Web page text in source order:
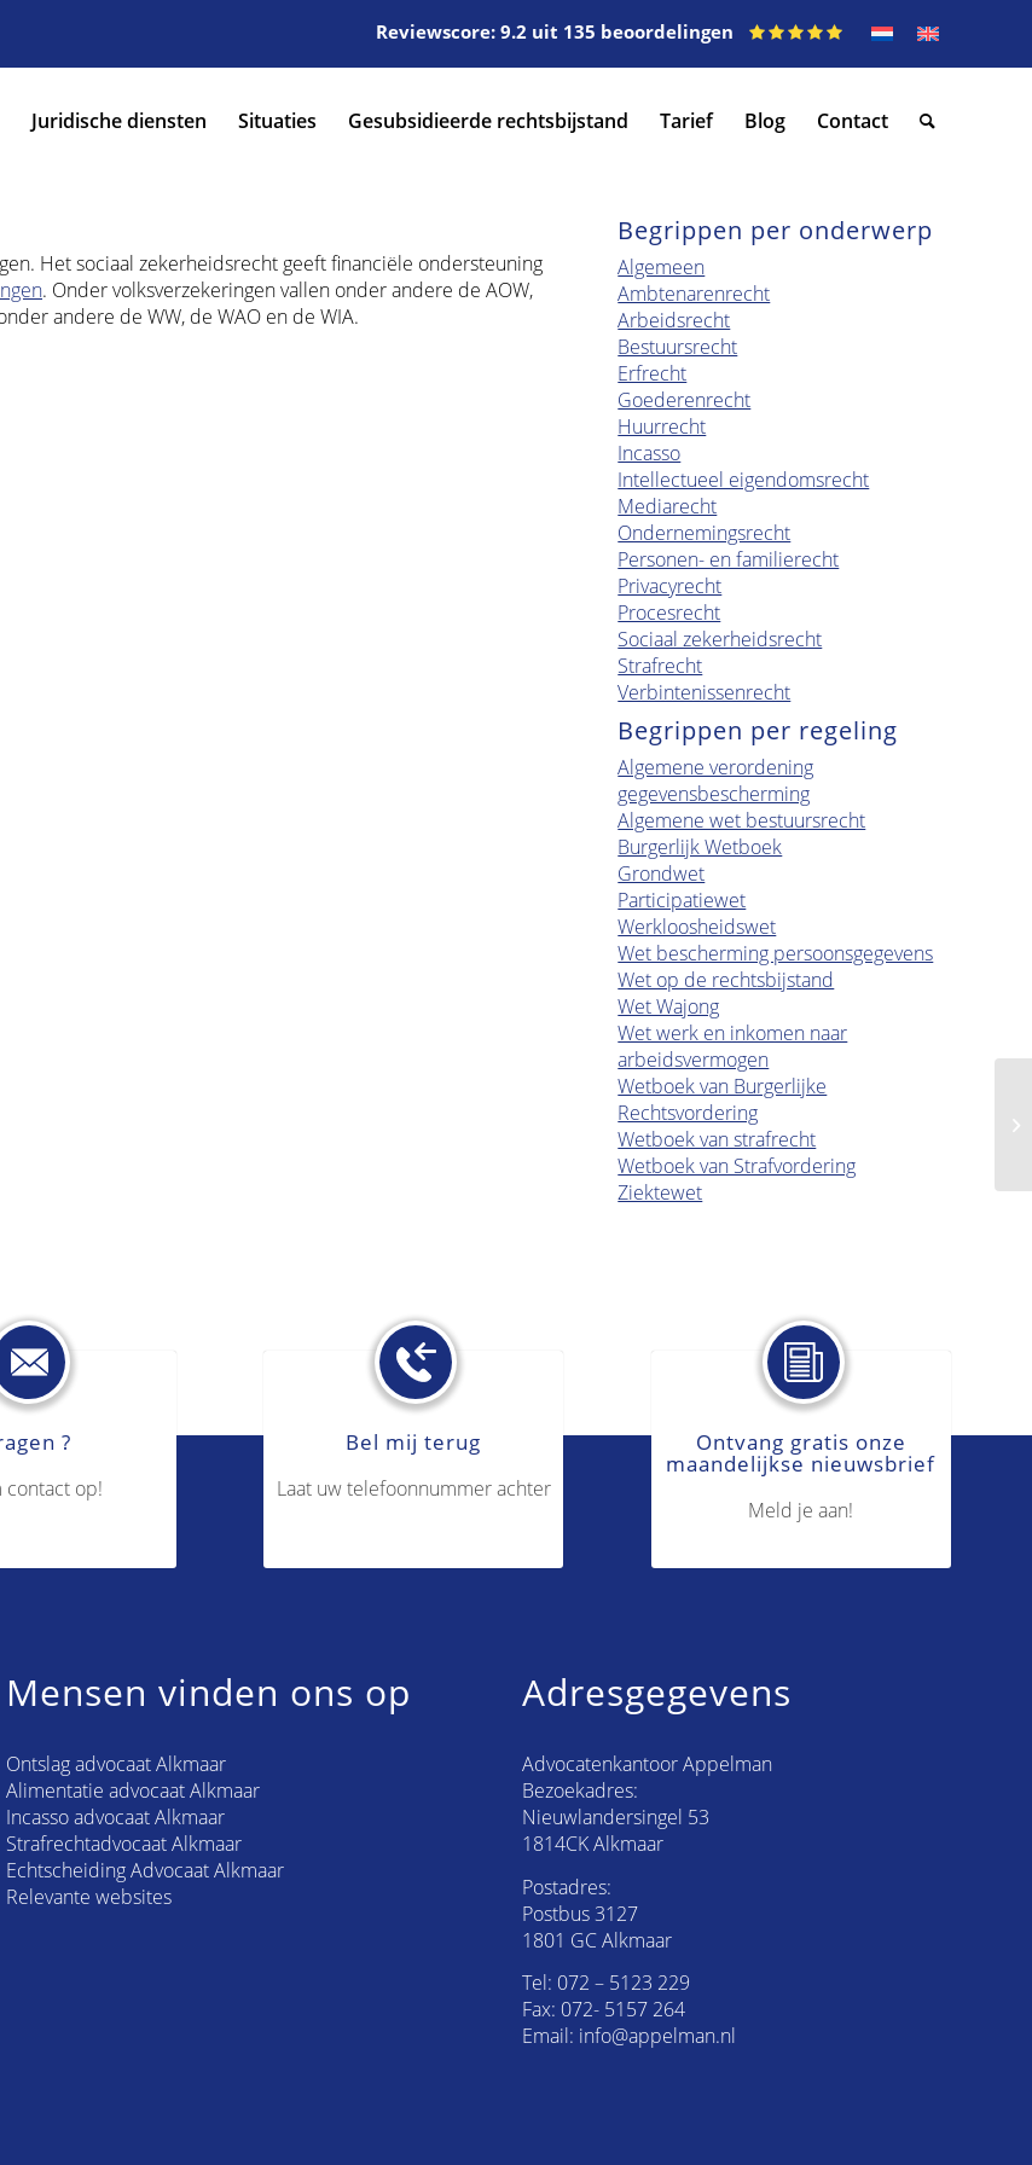
Reviewscore: 9.2 uit 135 beoordelingen
Juridische diensten Situaties Gesubsidieerde rechtsbijstand Tarief Blog Contact
Het sociaal zekerheidsrecht geeft financiële ondersteuning
. Onder volksverzekeringen vallen onder andere de AOW,
andere de WW, de WAO en de WIA.
Begrippen per onderwerp
Algemeen
Ambtenarenrecht
Arbeidsrecht
Bestuursrecht
Erfrecht
Goederenrecht
Huurrecht
Incasso
Intellectueel eigendomsrecht
Mediarecht
Ondernemingsrecht
Personen- en familierecht
Privacyrecht
Procesrecht
Sociaal zekerheidsrecht
Strafrecht
Verbintenissenrecht
Begrippen per regeling
Algemene verordening
gegevensbescherming
Algemene wet bestuursrecht
Burgerlijk Wetboek
Grondwet
Participatiewet
Werkloosheidswet
Wet bescherming persoonsgegevens
Wet op de rechtsbijstand
Wet Wajong
Wet werk en inkomen naar
arbeidsvermogen
Wetboek van Burgerlijke
Rechtsvordering
Wetboek van strafrecht
Wetboek van Strafvordering
Ziektewet
?
contact op!
Bel mij terug
Laat uw telefoonnummer achter
Ontvang gratis onze
maandelijkse nieuwsbrief
Meld je aan!
Mensen vinden ons op
Ontslag advocaat Alkmaar
Alimentatie advocaat Alkmaar
Incasso advocaat Alkmaar
Strafrechtadvocaat Alkmaar
Echtscheiding Advocaat Alkmaar
Relevante websites
Adresgegevens
Advocatenkantoor Appelman
Bezoekadres:
Nieuwlandersingel 53
1814CK Alkmaar
Postadres:
Postbus 3127
1801 GC Alkmaar
Tel: 072 – 5123 229
Fax: 072- 5157 264
Email: info@appelman.nl